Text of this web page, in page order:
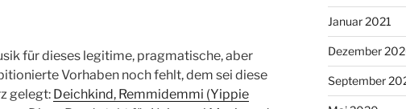
für dieses legitime, pragmatische, aber
Vorhaben noch fehlt, dem sei diese
gelegt: Deichkind, Remmidemmi (Yippie
Januar 2021
Dezember
September